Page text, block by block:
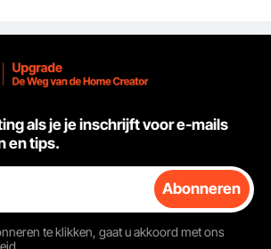
als je je inschrijft voor e-mails
en tips.
Abonneren
te klikken, gaat u akkoord met ons